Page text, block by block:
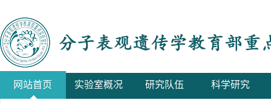
网站首页 实验室概况 研究队伍 科学研究